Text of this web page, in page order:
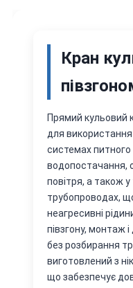
Кран
Прямий кульовий
для
системах
водопостачання,
повітря, а також у
трубопроводах,
неагресивні
півзгону, монтаж
без розбирання
виготовлений з
що забезпечує